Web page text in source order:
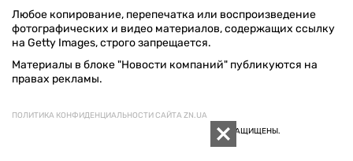
Любое копирование, перепечатка или воспроизведение
фотографических и видео материалов, содержащих ссылку
на Getty Images, строго запрещается.
Материалы в блоке "Новости компаний" публикуются на
правах рекламы.
ПОЛИТИКА КОНФИДЕНЦИАЛЬНОСТИ САЙТА ZN.UA
© 1994–2026 «ЗЕРКАЛО НЕДЕЛИ. УКРАИНА». ВСЕ ПРАВА ЗАЩИЩЕНЫ.